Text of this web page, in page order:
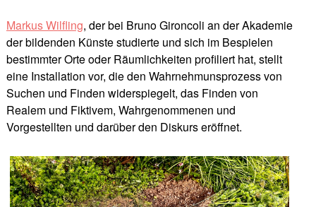
Markus Wilfling, der bei Bruno Gironcoli an der Akademie
der bildenden Künste studierte und sich im Bespielen
bestimmter Orte oder Räumlichkeiten profiliert hat, stellt
eine Installation vor, die den Wahrnehmunsprozess von
Suchen und Finden widerspiegelt, das Finden von
Realem und Fiktivem, Wahrgenommenen und
Vorgestellten und darüber den Diskurs eröffnet.